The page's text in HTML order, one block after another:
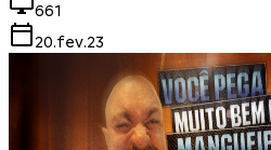
661
20.fev.23